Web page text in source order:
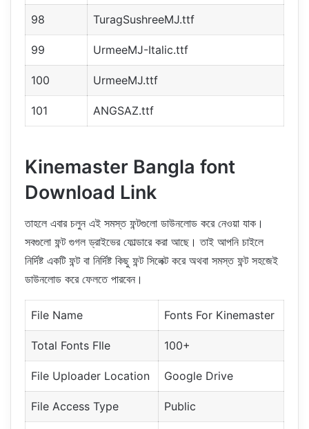
98 TuragSushreeMJ.ttf
99 UrmeeMJ-Italic.ttf
100 UrmeeMJ.ttf
101 ANGSAZ.ttf
Kinemaster Bangla font
Download Link
তাহলে এবার চলুন এই সমস্ত ফন্টগুলো ডাউনলোড করে নেওয়া যাক।
সবগুলো ফন্ট গুগল ড্রাইভের ফোল্ডারে করা আছে। তাই আপনি চাইলে
নির্দিষ্ট একটি ফন্ট বা নির্দিষ্ট কিছু ফন্ট সিলেক্ট করে অথবা সমস্ত ফন্ট সহজেই
ডাউনলোড করে ফেলতে পারবেন।
File Name Fonts For Kinemaster
Total Fonts FIle 100+
File Uploader Location Google Drive
File Access Type Public